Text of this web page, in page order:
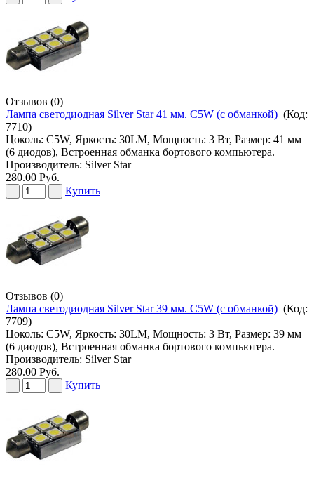
Отзывов (0)
Лампа светодиодная Silver Star 41 мм. C5W (с обманкой) (Код:
7710)
Цоколь: C5W, Яркость: 30LM, Мощность: 3 Вт, Размер: 41 мм
(6 диодов), Встроенная обманка бортового компьютера.
Производитель: Silver Star
280.00 Руб.
Купить
Отзывов (0)
Лампа светодиодная Silver Star 39 мм. C5W (с обманкой) (Код:
7709)
Цоколь: C5W, Яркость: 30LM, Мощность: 3 Вт, Размер: 39 мм
(6 диодов), Встроенная обманка бортового компьютера.
Производитель: Silver Star
280.00 Руб.
Купить